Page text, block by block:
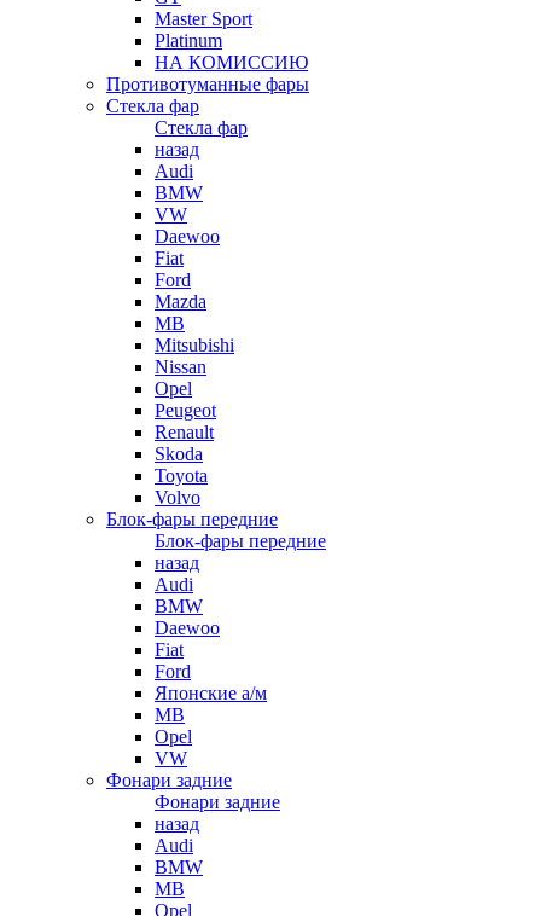
Master Sport
Platinum
НА КОМИССИЮ
Противотуманные фары
Стекла фар
Стекла фар
назад
Audi
BMW
VW
Daewoo
Fiat
Ford
Mazda
MB
Mitsubishi
Nissan
Opel
Peugeot
Renault
Skoda
Toyota
Volvo
Блок-фары передние
Блок-фары передние
назад
Audi
BMW
Daewoo
Fiat
Ford
Японские а/м
MB
Opel
VW
Фонари задние
Фонари задние
назад
Audi
BMW
MB
Opel